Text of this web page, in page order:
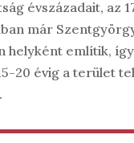
évszázadait, az
már
helyként említik,
20 évig a terület